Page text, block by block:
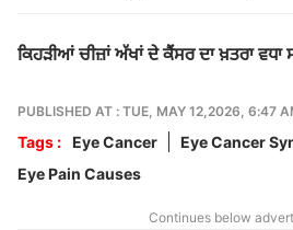
ਕਿਹੜੀਆਂ ਚੀਜ਼ਾਂ ਅੱਖਾਂ ਦੇ ਕੈਂਸਰ ਦਾ ਖ਼ਤਰਾ
PUBLISHED AT : TUE, MAY 12,2026, 6:47
Tags : Eye Cancer
Eye Cancer
Eye Pain Causes
Continues below